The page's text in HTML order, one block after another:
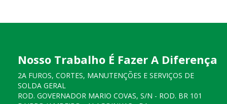
Nosso Trabalho É Fazer A Diferença
2A FUROS, CORTES, MANUTENÇÕES E SERVIÇOS DE
SOLDA GERAL
ROD. GOVERNADOR MARIO COVAS, S/N - ROD. BR 101